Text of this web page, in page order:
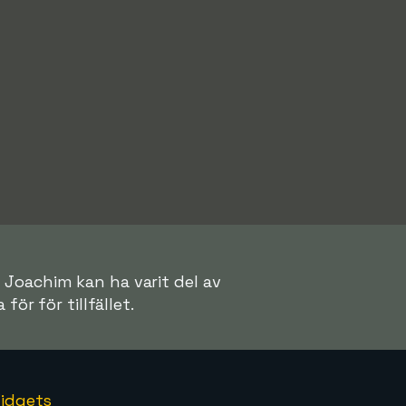
kan ha varit del av
för för tillfället.